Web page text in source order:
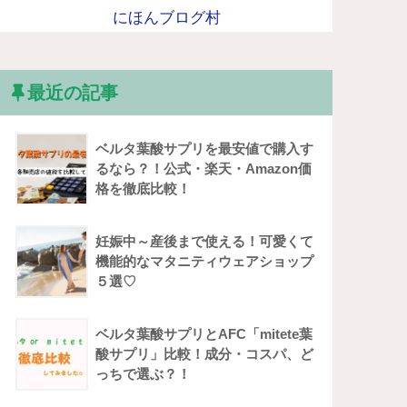
にほんブログ村
最近の記事
ベルタ葉酸サプリを最安値で購入す
るなら？！公式・楽天・Amazon価
格を徹底比較！
妊娠中～産後まで使える！可愛くて
機能的なマタニティウェアショップ
５選♡
ベルタ葉酸サプリとAFC「mitete葉
酸サプリ」比較！成分・コスパ、ど
っちで選ぶ？！